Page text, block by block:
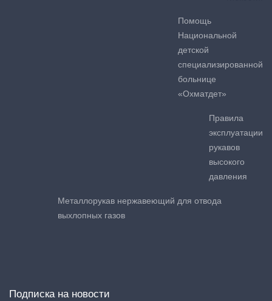
Помощь
Национальной
детской
специализированной
больнице
«Охматдет»
Правила
эксплуатации
рукавов
высокого
давления
Металлорукав нержавеющий для отвода
выхлопных газов
Подписка на новости